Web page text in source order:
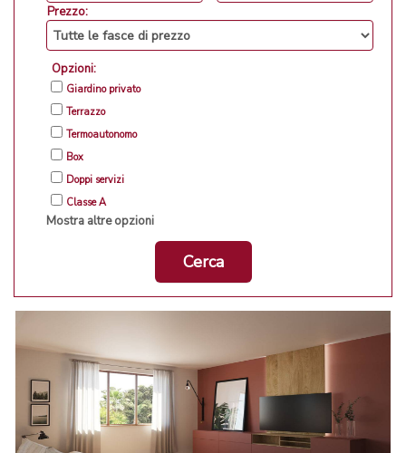
Prezzo:
Opzioni:
Giardino privato
Terrazzo
Termoautonomo
Box
Doppi servizi
Classe A
Mostra altre opzioni
Cerca